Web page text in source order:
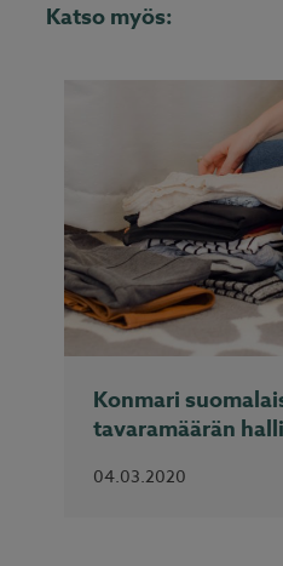
Katso myös:
Konmari
tavaramäärän
04.03.2020